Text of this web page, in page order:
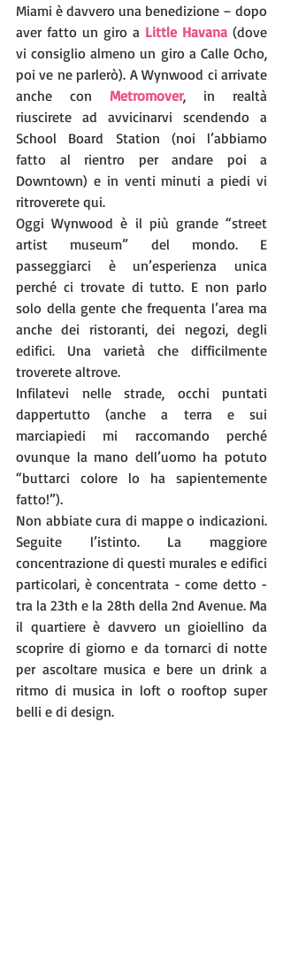
Miami è davvero una benedizione – dopo
aver fatto un giro a Little Havana (dove
vi consiglio almeno un giro a Calle Ocho,
poi ve ne parlerò). A Wynwood ci arrivate
anche con Metromover, in realtà
riuscirete ad avvicinarvi scendendo a
School Board Station (noi l’abbiamo
fatto al rientro per andare poi a
Downtown) e in venti minuti a piedi vi
ritroverete qui.
Oggi Wynwood è il più grande “street
artist museum” del mondo. E
passeggiarci è un’esperienza unica
perché ci trovate di tutto. E non parlo
solo della gente che frequenta l’area ma
anche dei ristoranti, dei negozi, degli
edifici. Una varietà che difficilmente
troverete altrove.
Infilatevi nelle strade, occhi puntati
dappertutto (anche a terra e sui
marciapiedi mi raccomando perché
ovunque la mano dell’uomo ha potuto
“buttarci colore lo ha sapientemente
fatto!”).
Non abbiate cura di mappe o indicazioni.
Seguite l’istinto. La maggiore
concentrazione di questi murales e edifici
particolari, è concentrata - come detto -
tra la 23th e la 28th della 2nd Avenue. Ma
il quartiere è davvero un gioiellino da
scoprire di giorno e da tornarci di notte
per ascoltare musica e bere un drink a
ritmo di musica in loft o rooftop super
belli e di design.